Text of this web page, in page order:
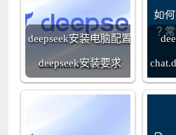
deepseek安装电脑配置
deepseek安装要求